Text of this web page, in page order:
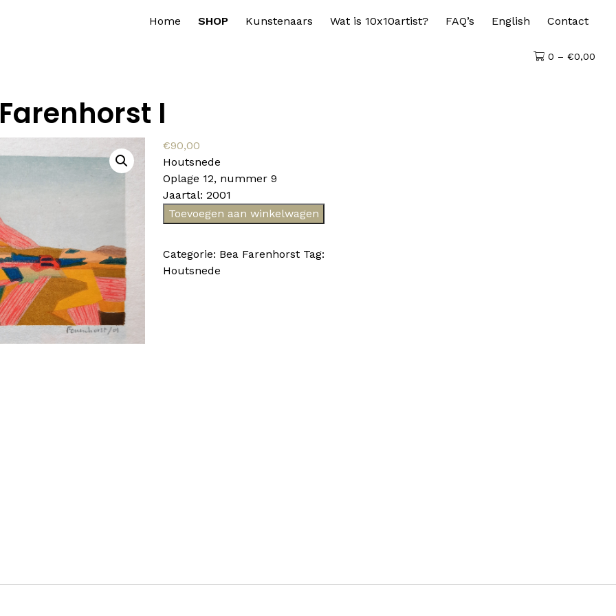
Home SHOP Kunstenaars Wat is 10x10artist? FAQ’s English Contact
0 – €0,00
I
€90,00
Houtsnede
Oplage 12, nummer 9
Jaartal: 2001
Bea
Farenhorst
aantal
Toevoegen aan winkelwagen
Categorie: Bea Farenhorst Tag:
Houtsnede